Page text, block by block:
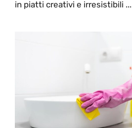
in piatti creativi e irresistibili ...